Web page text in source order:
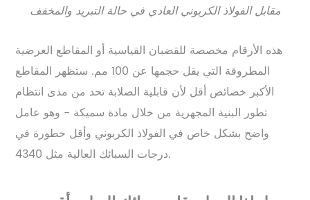
مقابل الفولاذ الكربوني العادي في حالة التبريد والمخفف
هذه الأرقام مخصصة للقضبان القياسية أو المقاطع العرضية
المطروقة التي يقل حجمها عن 100 مم. ستظهر المقاطع
الأكبر خصائص أقل لأن قابلية الصلابة تحد من مدى انتظام
تطور البنية المجهرية من خلال مادة سميكة - وهو عامل
واضح بشكل خاص في الفولاذ الكربوني وأقل خطورة في
درجات السبائك العالية مثل 4340.